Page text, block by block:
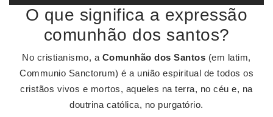
O que significa a expressão
comunhão dos santos?
No cristianismo, a Comunhão dos Santos (em latim,
Communio Sanctorum) é a união espiritual de todos os
cristãos vivos e mortos, aqueles na terra, no céu e, na
doutrina católica, no purgatório.